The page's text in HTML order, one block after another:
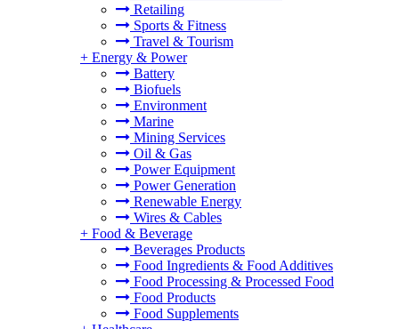
Retailing
Sports & Fitness
Travel & Tourism
+ Energy & Power
Battery
Biofuels
Environment
Marine
Mining Services
Oil & Gas
Power Equipment
Power Generation
Renewable Energy
Wires & Cables
+ Food & Beverage
Beverages Products
Food Ingredients & Food Additives
Food Processing & Processed Food
Food Products
Food Supplements